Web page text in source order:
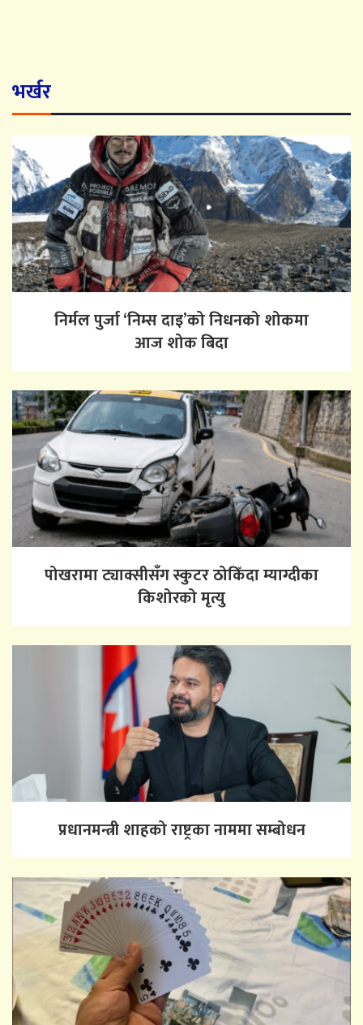
भर्खर
निर्मल पुर्जा ‘निम्स दाइ’को निधनको शोकमा
आज शोक बिदा
पोखरामा ट्याक्सीसँग स्कुटर ठोकिँदा म्याग्दीका
किशोरको मृत्यु
प्रधानमन्त्री शाहको राष्ट्रका नाममा सम्बोधन